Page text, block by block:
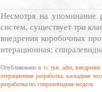
Несмотря на упоминание
систем, существует три
внедрения коробочных
итерационная;
Опубликовано в 1с ткв adm
итерационная разработка ,каскадная
разработка по спиралевидная модель